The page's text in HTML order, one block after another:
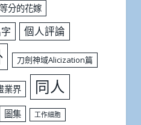
分的花嫁
個人評論
刀劍神域Alicization篇
業界 同人
圖集 工作細胞